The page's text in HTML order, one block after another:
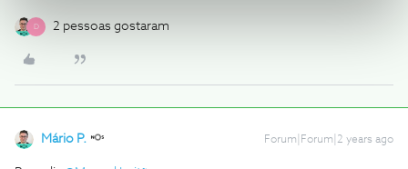
D 2 pessoas gostaram
Mário P. Forum|Forum|2 years ago